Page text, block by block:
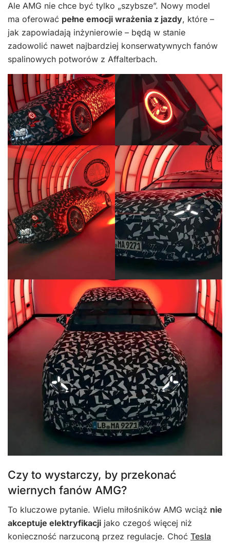
Ale AMG nie chce być tylko „szybsze”. Nowy model
ma oferować pełne emocji wrażenia z jazdy, które –
jak zapowiadają inżynierowie – będą w stanie
zadowolić nawet najbardziej konserwatywnych fanów
spalinowych potworów z Affalterbach.
Czy to wystarczy, by przekonać
wiernych fanów AMG?
To kluczowe pytanie. Wielu miłośników AMG wciąż nie
akceptuje elektryfikacji jako czegoś więcej niż
konieczność narzuconą przez regulacje. Choć Tesla